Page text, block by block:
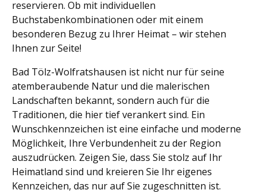
reservieren. Ob mit individuellen
Buchstabenkombinationen oder mit einem
besonderen Bezug zu Ihrer Heimat – wir stehen
Ihnen zur Seite!
Bad Tölz-Wolfratshausen ist nicht nur für seine
atemberaubende Natur und die malerischen
Landschaften bekannt, sondern auch für die
Traditionen, die hier tief verankert sind. Ein
Wunschkennzeichen ist eine einfache und moderne
Möglichkeit, Ihre Verbundenheit zu der Region
auszudrücken. Zeigen Sie, dass Sie stolz auf Ihr
Heimatland sind und kreieren Sie Ihr eigenes
Kennzeichen, das nur auf Sie zugeschnitten ist.